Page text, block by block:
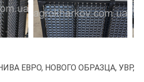
ЕВРО, НОВОГО ОБРАЗЦА, УВР,